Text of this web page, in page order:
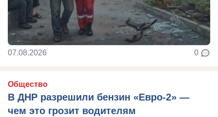
07.08.2026 0
Общество
В ДНР разрешили бензин «Евро-2» —
чем это грозит водителям